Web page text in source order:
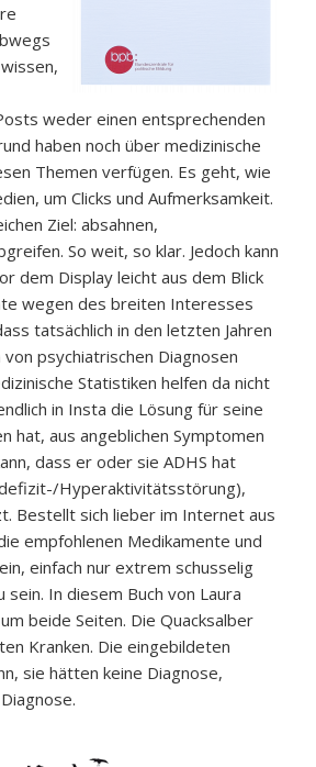
weder einen entsprechenden
haben noch über medizinische
Themen verfügen. Es geht, wie
um Clicks und Aufmerksamkeit.
Ziel: absahnen,
So weit, so klar. Jedoch kann
dem Display leicht aus dem Blick
wegen des breiten Interesses
tatsächlich in den letzten Jahren
psychiatrischen Diagnosen
Statistiken helfen da nicht
in Insta die Lösung für seine
hat, aus angeblichen Symptomen
dass er oder sie ADHS hat
Hyperaktivitätsstörung),
Bestellt sich lieber im Internet aus
empfohlenen Medikamente und
einfach nur extrem schusselig
sein. In diesem Buch von Laura
beide Seiten. Die Quacksalber
Kranken. Die eingebildeten
sie hätten keine Diagnose,